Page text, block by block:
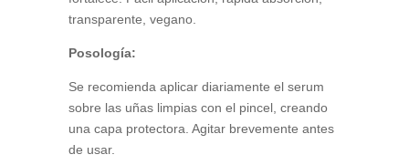
transparente, vegano.
Posología:
Se recomienda aplicar diariamente el serum
sobre las uñas limpias con el pincel, creando
una capa protectora. Agitar brevemente antes
de usar.